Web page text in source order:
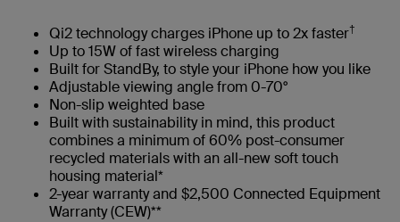
Qi2 technology charges iPhone up to 2x faster†
Up to 15W of fast wireless charging
Built for StandBy, to style your iPhone how you like
Adjustable viewing angle from 0-70°
Non-slip weighted base
Built with sustainability in mind, this product
combines a minimum of 60% post-consumer
recycled materials with an all-new soft touch
housing material*
2-year warranty and $2,500 Connected Equipment
Warranty (CEW)**